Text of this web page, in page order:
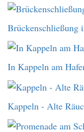
Brückenschließung
In Kappeln am
Kappeln - Alte